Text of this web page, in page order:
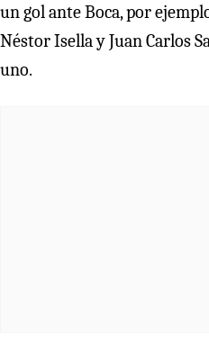
un gol ante Boca, por
Néstor Isella y Juan Carlos
uno.